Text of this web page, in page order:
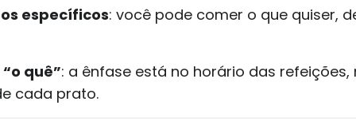
específicos: você pode comer o que quiser,
quê”: a ênfase está no horário das refeições,
cada prato.